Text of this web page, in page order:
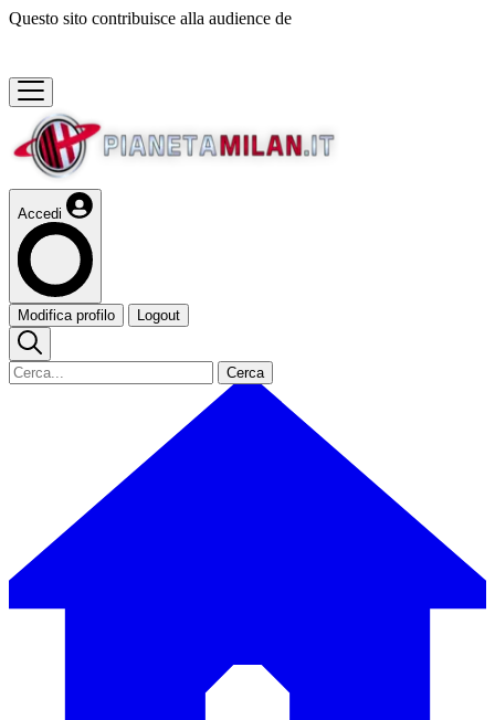
Questo sito contribuisce alla audience de
Accedi
Modifica profilo Logout
Cerca